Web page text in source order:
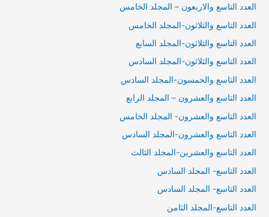
العدد التاسع والاربعون – المجلد الخامس
العدد التاسع والثلاثون-المجلد الخامس
العدد التاسع والثلاثون-المجلد السابع
العدد التاسع والثلاثون-المجلد السادس
العدد التاسع والخمسون-المجلد السادس
العدد التاسع والعشرون – المجلد الرابع
العدد التاسع والعشرون- المجلد الخامس
العدد التاسع والعشرون-المجلد السادس
العدد التاسع والعشرين-المجلد الثالث
العدد التاسع- المجلد السادس
العدد التاسع- المجلد السادس
العدد التاسع-المجلد الثامن